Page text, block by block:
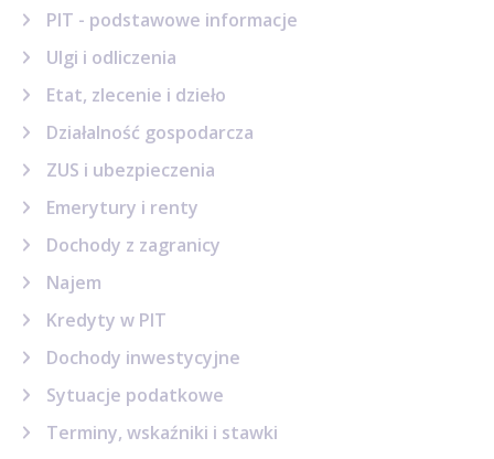
PIT - podstawowe informacje
Ulgi i odliczenia
Etat, zlecenie i dzieło
Działalność gospodarcza
ZUS i ubezpieczenia
Emerytury i renty
Dochody z zagranicy
Najem
Kredyty w PIT
Dochody inwestycyjne
Sytuacje podatkowe
Terminy, wskaźniki i stawki